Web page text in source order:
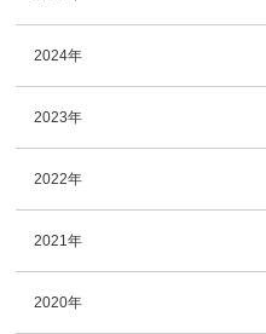
2024年
2023年
2022年
2021年
2020年